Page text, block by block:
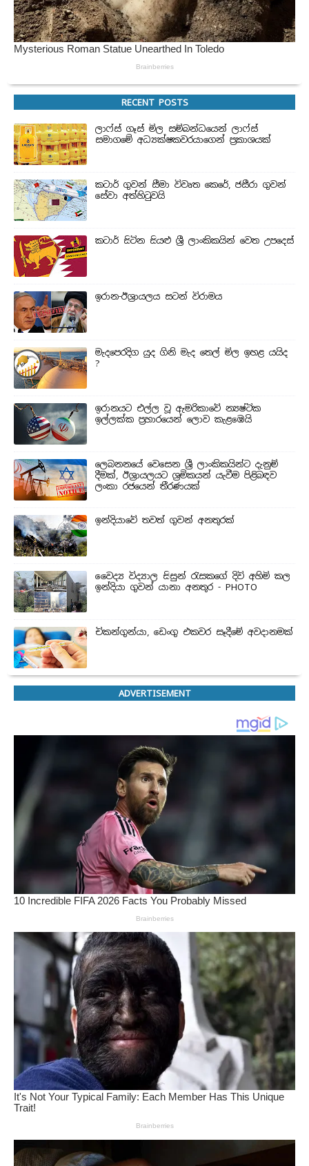
RECENT POSTS
ලාෆ්ස් ගෑස් මිල සම්බන්ධයෙන් ලාෆ්ස්
සමාගමේ අධ්‍යක්ෂකවරයාගෙන් ප්‍රකාශයක්
කටාර් ගුවන් සීමා විවෘත කෙරේ, ජසීරා ගුවන්
සේවා අත්හි‍ටුවයි
කටාර් සිටින සියළු ශ්‍රී ලාංකිකයින් වෙත උපදෙස්
ඉරාන-ඊශ්‍රායලය සටන් විරාමය
මැදපෙරදිග යුද ගිනි මැද තෙල් මිල ඉහළ යයිද
?
ඉරානයට එල්ල වූ ඇමරිකාවේ න්‍යෂ්ටික
ඉල්ලක්ක ප්‍රහාරයෙන් ලොව කැළඹෙයි
ලෙබනනයේ වෙසෙන ශ්‍රී ලාංකිකයින්ට දැනුම්
දීමක්, ඊශ්‍රායලයට ශ්‍රමිකයන් යැවීම පිළිබඳව
ලංකා රජයෙන් තීරණයක්
ඉන්දියාවේ තවත් ගුවන් අනතුරක්
වෛද්‍ය විද්‍යාල සිසුන් ‍රැසකගේ දිවි අහිමි කල
ඉන්දියා ගුවන් යානා අනතුර - PHOTO
චිකන්ගුන්යා, ඩෙංගු එකවර සෑදීමේ අවදානමක්
ADVERTISEMENT